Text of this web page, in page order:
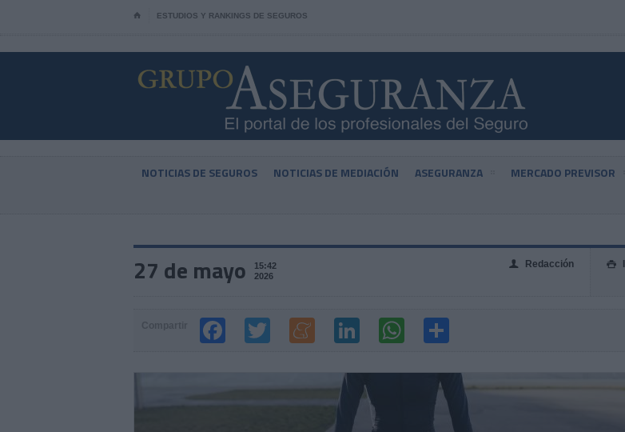
⌂ ESTUDIOS Y RANKINGS DE SEGUROS
NOTICIAS DE SEGUROS NOTICIAS DE MEDIACIÓN ASEGURANZA MERCADO PREVISOR
27 de mayo
15:42
2026

👤 Redacción